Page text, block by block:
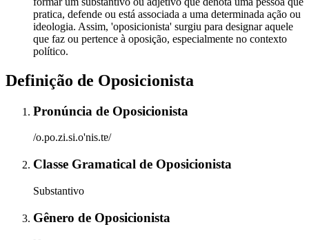
pratica, defende ou está associada a uma determinada ação ou
ideologia. Assim, 'oposicionista' surgiu para designar aquele
que faz ou pertence à oposição, especialmente no contexto
político.
Definição de Oposicionista
Pronúncia de Oposicionista
/o.po.zi.si.o'nis.tɐ/
Classe Gramatical de Oposicionista
Substantivo
Gênero de Oposicionista